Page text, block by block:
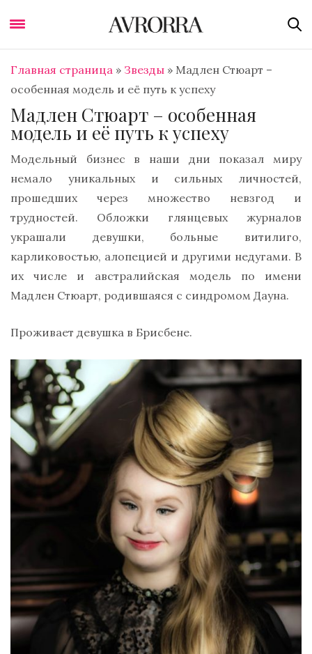
Главная страница » Звезды » Мадлен Стюарт –
особенная модель и её путь к успеху
Мадлен Стюарт – особенная
модель и её путь к успеху
Модельный бизнес в наши дни показал миру
немало уникальных и сильных личностей,
прошедших через множество невзгод и
трудностей. Обложки глянцевых журналов
украшали девушки, больные витилиго,
карликовостью, алопецией и другими недугами. В
их числе и австралийская модель по имени
Мадлен Стюарт, родившаяся с синдромом Дауна.
Проживает девушка в Брисбене.